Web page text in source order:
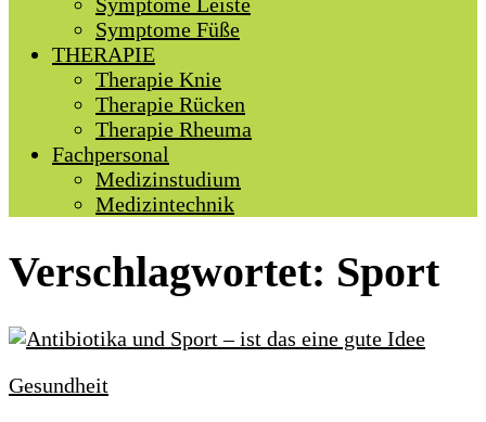
Symptome Füße
THERAPIE
Therapie Knie
Therapie Rücken
Therapie Rheuma
Fachpersonal
Medizinstudium
Medizintechnik
Verschlagwortet: Sport
Gesundheit